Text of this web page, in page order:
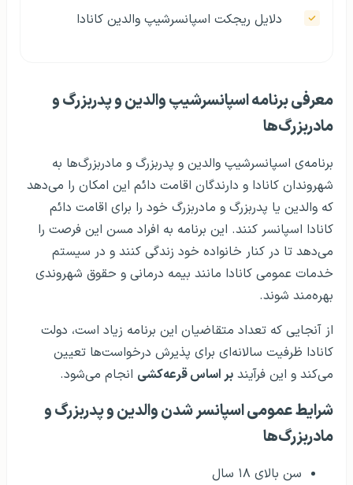
دلایل ریجکت اسپانسرشیپ والدین کانادا
معرفی برنامه اسپانسرشیپ والدین و پدربزرگ و
مادربزرگ‌ها
برنامه‌ی اسپانسرشیپ والدین و پدربزرگ و مادربزرگ‌ها به
شهروندان کانادا و دارندگان اقامت دائم این امکان را می‌دهد
که والدین یا پدربزرگ و مادربزرگ خود را برای اقامت دائم
کانادا اسپانسر کنند. این برنامه به افراد مسن این فرصت را
می‌دهد تا در کنار خانواده خود زندگی کنند و در سیستم
خدمات عمومی کانادا مانند بیمه درمانی و حقوق شهروندی
بهره‌مند شوند.
از آنجایی که تعداد متقاضیان این برنامه زیاد است، دولت
کانادا ظرفیت سالانه‌ای برای پذیرش درخواست‌ها تعیین
می‌کند و این فرآیند بر اساس قرعه‌کشی انجام می‌شود.
شرایط عمومی اسپانسر شدن والدین و پدربزرگ و
مادربزرگ‌ها
سن بالای ۱۸ سال